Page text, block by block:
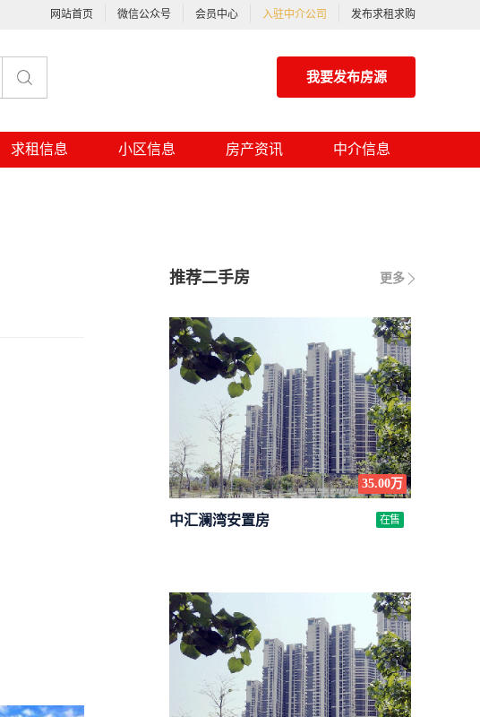
网站首页 微信公众号 会员中心 入驻中介公司 发布求租求购
我要发布房源
求租信息 小区信息 房产资讯 中介信息
更多
推荐二手房
35.00万
中汇澜湾安置房 在售